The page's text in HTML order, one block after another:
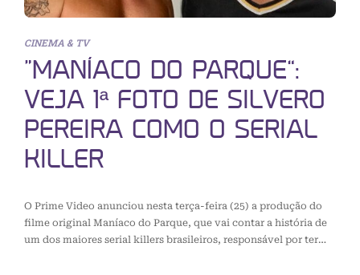
CINEMA & TV
“MANÍACO DO PARQUE”:
VEJA 1ª FOTO DE SILVERO
PEREIRA COMO O SERIAL
KILLER
O Prime Video anunciou nesta terça-feira (25) a produção do
filme original Maníaco do Parque, que vai contar a história de
um dos maiores serial killers brasileiros, responsável por ter…